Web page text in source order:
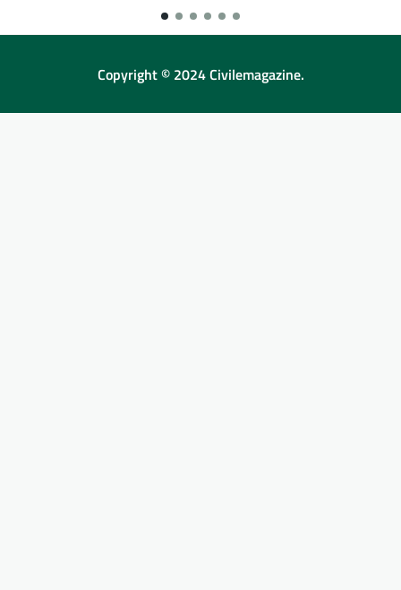
Copyright © 2024 Civilemagazine.